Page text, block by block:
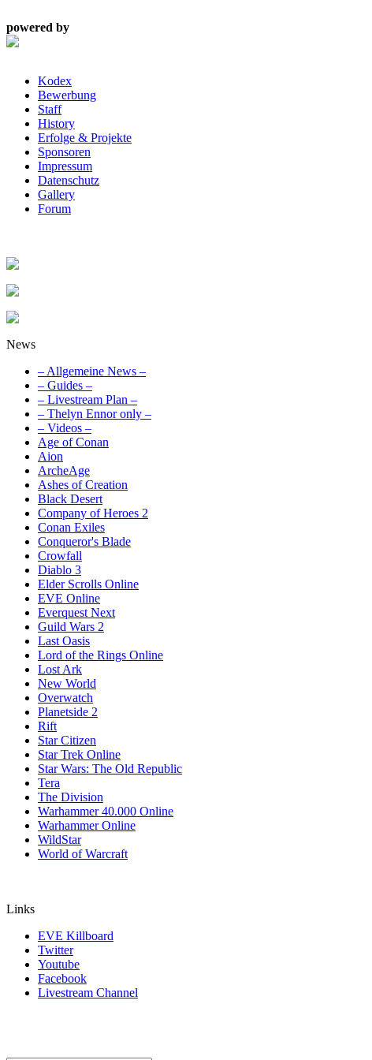
powered by
Kodex
Bewerbung
Staff
History
Erfolge & Projekte
Sponsoren
Impressum
Datenschutz
Gallery
Forum
News
– Allgemeine News –
– Guides –
– Livestream Plan –
– Thelyn Ennor only –
– Videos –
Age of Conan
Aion
ArcheAge
Ashes of Creation
Black Desert
Company of Heroes 2
Conan Exiles
Conqueror's Blade
Crowfall
Diablo 3
Elder Scrolls Online
EVE Online
Everquest Next
Guild Wars 2
Last Oasis
Lord of the Rings Online
Lost Ark
New World
Overwatch
Planetside 2
Rift
Star Citizen
Star Trek Online
Star Wars: The Old Republic
Tera
The Division
Warhammer 40.000 Online
Warhammer Online
WildStar
World of Warcraft
Links
EVE Killboard
Twitter
Youtube
Facebook
Livestream Channel